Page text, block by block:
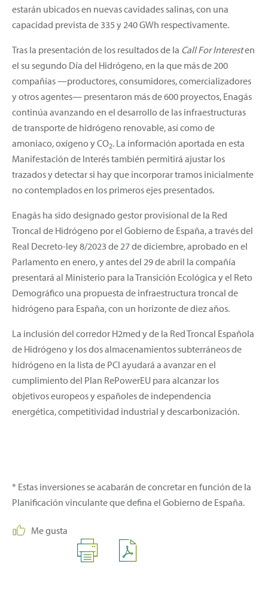
estarán ubicados en nuevas cavidades salinas, con una
capacidad prevista de 335 y 240 GWh respectivamente.
Tras la presentación de los resultados de la Call For Interesten
el su segundo Día del Hidrógeno, en la que más de 200
compañías —productores, consumidores, comercializadores
y otros agentes— presentaron más de 600 proyectos, Enagás
continúa avanzando en el desarrollo de las infraestructuras
de transporte de hidrógeno renovable, así como de
amoniaco, oxígeno y CO2. La información aportada en esta
Manifestación de Interés también permitirá ajustar los
trazados y detectar si hay que incorporar tramos inicialmente
no contemplados en los primeros ejes presentados.
Enagás ha sido designado gestor provisional de la Red
Troncal de Hidrógeno por el Gobierno de España, a través del
Real Decreto-ley 8/2023 de 27 de diciembre, aprobado en el
Parlamento en enero, y antes del 29 de abril la compañía
presentará al Ministerio para la Transición Ecológica y el Reto
Demográfico una propuesta de infraestructura troncal de
hidrógeno para España, con un horizonte de diez años.
La inclusión del corredor H2med y de la Red Troncal Española
de Hidrógeno y los dos almacenamientos subterráneos de
hidrógeno en la lista de PCI ayudará a avanzar en el
cumplimiento del Plan RePowerEU para alcanzar los
objetivos europeos y españoles de independencia
energética, competitividad industrial y descarbonización.
* Estas inversiones se acabarán de concretar en función de la
Planificación vinculante que defina el Gobierno de España.
Me gusta